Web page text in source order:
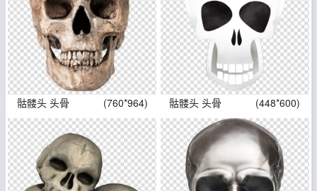
骷髅头 头骨 (760*964) 骷髅头 头骨 (448*600)